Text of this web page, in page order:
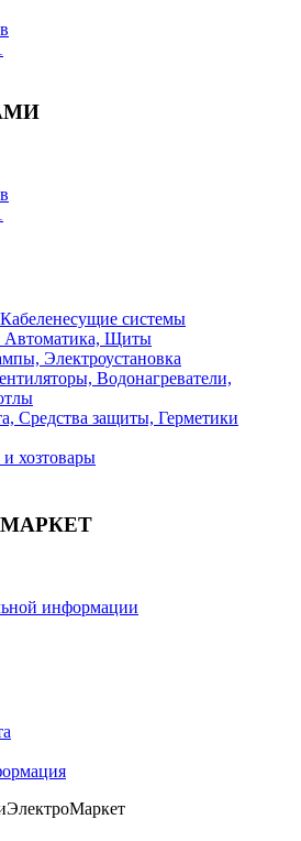
системы
Автоматика, Щиты
Электроустановка
Водонагреватели,
Средства защиты, Герметики
и хозтовары
информации